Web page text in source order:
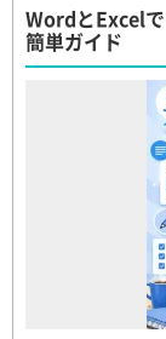
WordとExcel
簡単ガイド